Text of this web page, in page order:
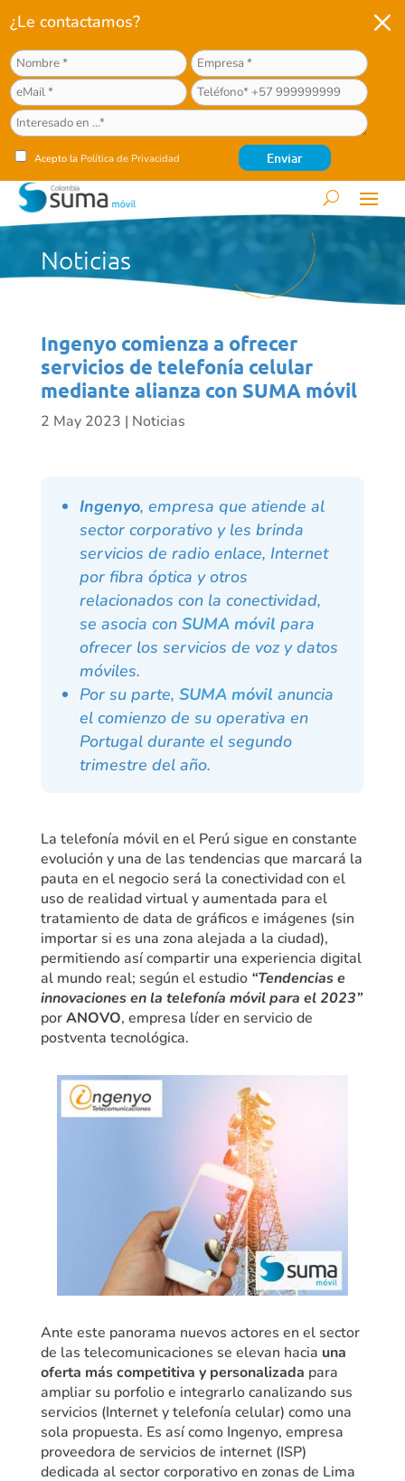
¿Le contactamos?
Acepto la Política de Privacidad
M
Noticias
Ingenyo comienza a ofrecer
servicios de telefonía celular
mediante alianza con SUMA móvil
2 May 2023 | Noticias
Ingenyo, empresa que atiende al
sector corporativo y les brinda
servicios de radio enlace, Internet
por fibra óptica y otros
relacionados con la conectividad,
se asocia con SUMA móvil para
ofrecer los servicios de voz y datos
móviles.
Por su parte, SUMA móvil anuncia
el comienzo de su operativa en
Portugal durante el segundo
trimestre del año.
La telefonía móvil en el Perú sigue en constante
evolución y una de las tendencias que marcará la
pauta en el negocio será la conectividad con el
uso de realidad virtual y aumentada para el
tratamiento de data de gráficos e imágenes (sin
importar si es una zona alejada a la ciudad),
permitiendo así compartir una experiencia digital
al mundo real; según el estudio “Tendencias e
innovaciones en la telefonía móvil para el 2023”
porANOVO, empresa líder en servicio de
postventa tecnológica.
Ante este panorama nuevos actores en el sector
de las telecomunicaciones se elevan hacia una
oferta más competitiva y personalizada para
ampliar su porfolio e integrarlo canalizando sus
servicios (Internet y telefonía celular) como una
sola propuesta. Es así como Ingenyo, empresa
proveedora de servicios de internet (ISP)
dedicada al sector corporativo en zonas de Lima